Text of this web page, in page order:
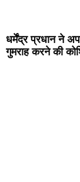
धर्मेंद्र प्रधान ने
गुमराह करने की